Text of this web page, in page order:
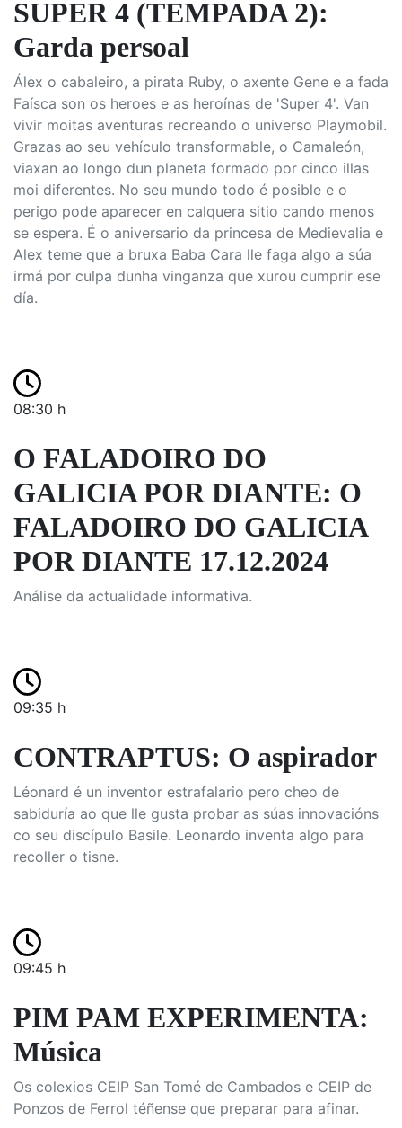
SUPER 4 (TEMPADA 2):
Garda persoal
Álex o cabaleiro, a pirata Ruby, o axente Gene e a fada
Faísca son os heroes e as heroínas de 'Super 4'. Van
vivir moitas aventuras recreando o universo Playmobil.
Grazas ao seu vehículo transformable, o Camaleón,
viaxan ao longo dun planeta formado por cinco illas
moi diferentes. No seu mundo todo é posible e o
perigo pode aparecer en calquera sitio cando menos
se espera. É o aniversario da princesa de Medievalia e
Alex teme que a bruxa Baba Cara lle faga algo a súa
irmá por culpa dunha vinganza que xurou cumprir ese
día.
08:30 h
O FALADOIRO DO
GALICIA POR DIANTE: O
FALADOIRO DO GALICIA
POR DIANTE 17.12.2024
Análise da actualidade informativa.
09:35 h
CONTRAPTUS: O aspirador
Léonard é un inventor estrafalario pero cheo de
sabiduría ao que lle gusta probar as súas innovacións
co seu discípulo Basile. Leonardo inventa algo para
recoller o tisne.
09:45 h
PIM PAM EXPERIMENTA:
Música
Os colexios CEIP San Tomé de Cambados e CEIP de
Ponzos de Ferrol téñense que preparar para afinar.